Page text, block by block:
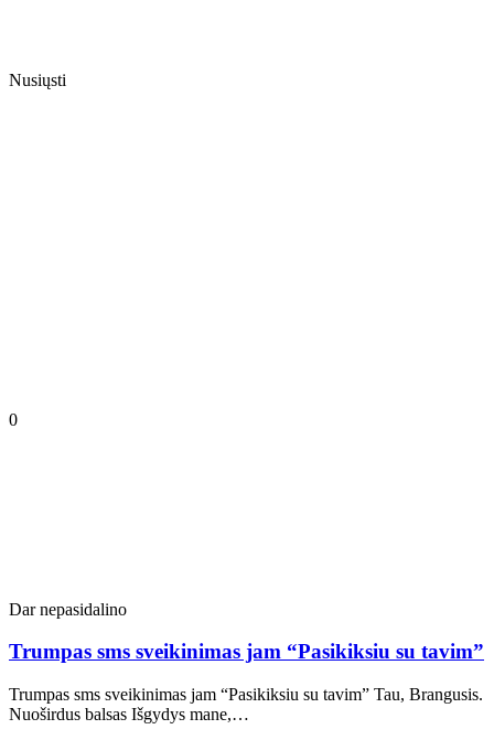
Nusiųsti
0
Dar nepasidalino
Trumpas sms sveikinimas jam “Pasikiksiu su tavim”
Trumpas sms sveikinimas jam “Pasikiksiu su tavim” Tau, Brangusis.
Nuoširdus balsas Išgydys mane,…